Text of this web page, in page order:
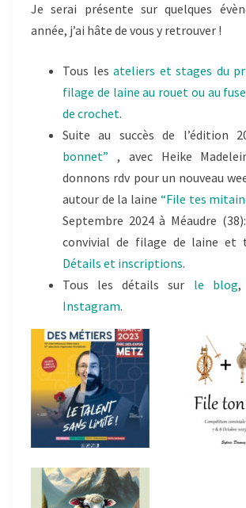
Je serai présente sur quelques
année, j’ai hâte de vous y retrouver !
Tous lesateliers et stages du
filage de laine au rouet ou au
de crochet.
Suite au succès de l’édition
bonnet” , avec Heike
donnons rdv pour un nouveau
autour de la laine “File tes
Septembre 2024 à Méaudre
convivial de filage de laine et
Détails et inscriptions.
Tous les détails sur le blog,
Instagram.